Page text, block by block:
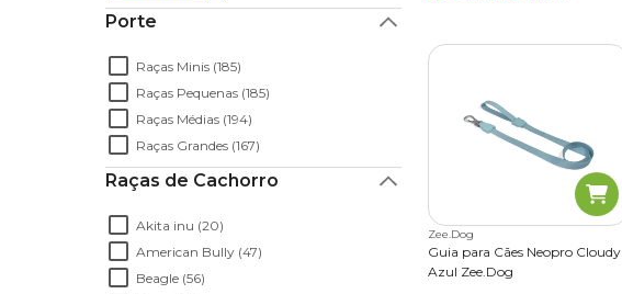
Porte
Raças Minis (185)
Raças Pequenas (185)
Raças Médias (194)
Raças Grandes (167)
Raças de Cachorro
Akita inu (20)
American Bully (47)
Beagle (56)
Zee.Dog
Guia para Cães Neopro Cloudy
Azul Zee.Dog